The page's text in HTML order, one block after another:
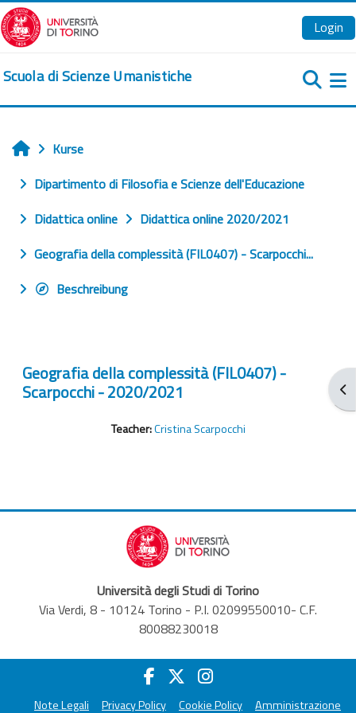
Zum Hauptinhalt
Login
Scuola di Scienze Umanistiche
Startseite
Kurse
Dipartimento di Filosofia e Scienze dell'Educazione
Didattica online
Didattica online 2020/2021
Geografia della complessità (FIL0407) - Scarpocchi...
Beschreibung
Geografia della complessità (FIL0407) -
Scarpocchi - 2020/2021
Teacher:Cristina Scarpocchi
Università degli Studi di Torino
Via Verdi, 8 - 10124 Torino - P.I. 02099550010- C.F.
80088230018
Note Legali Privacy Policy Cookie Policy Amministrazione